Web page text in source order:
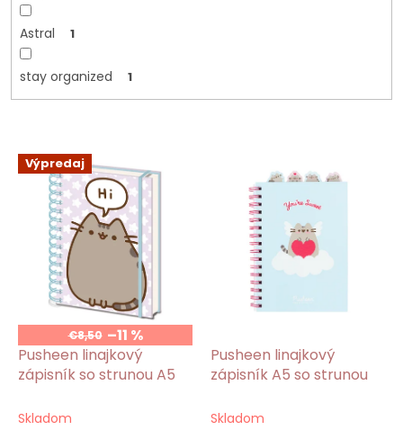
Astral 1
stay organized 1
V
u
Výpredaj
€8,50 –11 %
Pusheen linajkový
zápisník so strunou A5
Skladom
Pusheen linajkový
zápisník A5 so strunou
Skladom